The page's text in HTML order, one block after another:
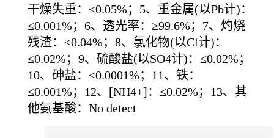
干燥失重：≤0.05%；5、重金属(以Pb计)：
≤0.001%；6、透光率：≥99.6%；7、灼烧
残渣：≤0.04%；8、氯化物(以Cl计)：
≤0.02%；9、硫酸盐(以SO4计)：≤0.02%；
10、砷盐：≤0.0001%；11、铁：
≤0.001%；12、[NH4+]：≤0.02%；13、其
他氨基酸：No detect